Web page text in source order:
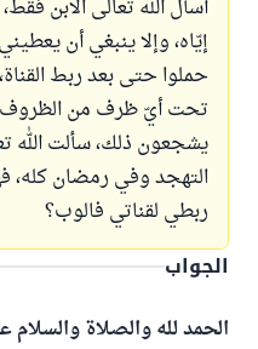
أسأل الله تعالى الابن
إيّاه، وإلا ينبغي أن
حملوا حتى بعد ربط
تحت أيّ ظرف من الظروف،
يشجعون ذلك، سألت الله
التهجد وفي رمضان كله،
ربطي لقناتي فالوب؟
الجواب
الحمد لله والصلاة